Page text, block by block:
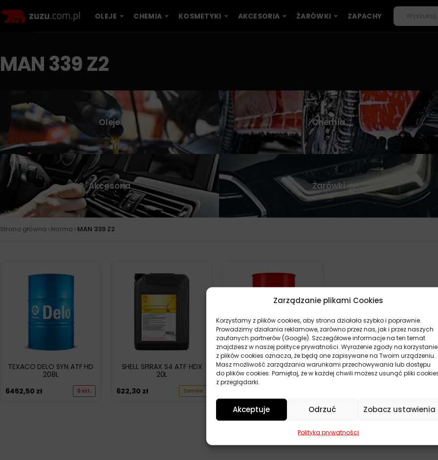
Zarządzanie plikami Cookies
Korzystamy z plików cookies, aby strona działała szybko i poprawnie.
Prowadzimy działania reklamowe, zarówno przez nas, jak i przez naszych
zaufanych partnerów (Google). Szczegółowe informacje na ten temat
znajdziesz w naszej polityce prywatności. Wyrażenie zgody na korzystanie
z plików cookies oznacza, że będą one zapisywane na Twoim urządzeniu.
Masz możliwość zarządzania warunkami przechowywania lub dostępu
do plików cookies. Pamiętaj, że w każdej chwili możesz usunąć pliki
z przeglądarki.
Akceptuje Odrzuć Zobacz ustawienia
Polityka prywatności
OLEJE CHEMIA KOSMETYKI AKCESORIA ŻARÓWKI ZAPACHY
MAN 339 Z2
Oleje Chemia
Akcesoria Żarówki
Strona główna › Norma › MAN 339 Z2
TEXACO DELO SYN ATF HD
208L
6452,50 zł 0 szt.
SHELL SPIRAX S4 ATF HDX
20L
622,30 zł Zamów
SHELL SPIRAX S4 ATF HDX
209L
POKAŻ WIĘCEJ PRODUKTÓW